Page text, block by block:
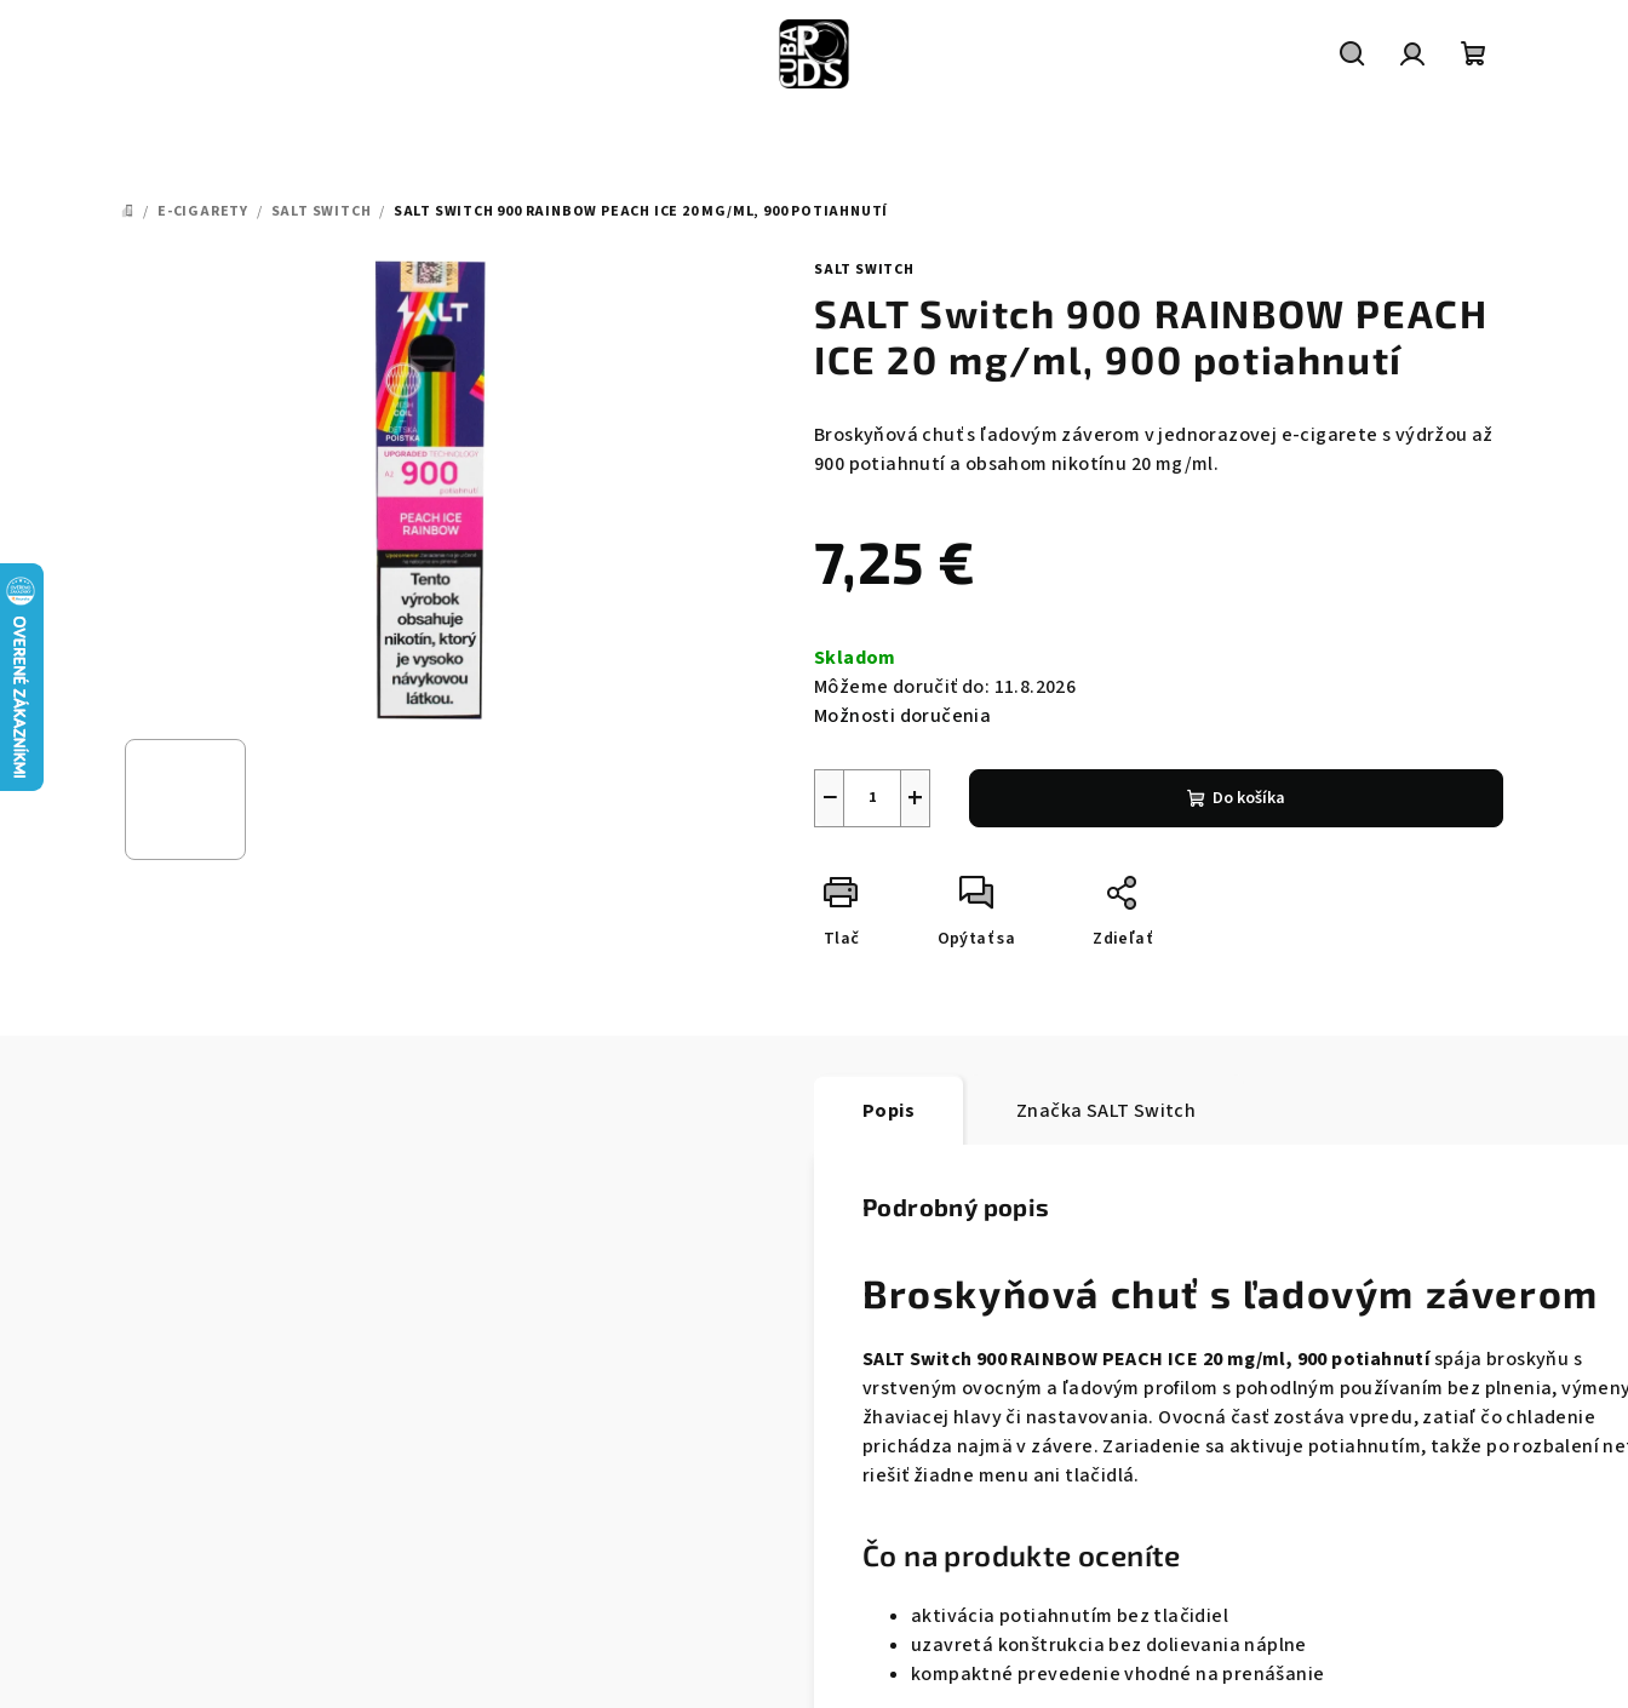
DOMOV
/ E-CIGARETY / SALT SWITCH / SALT SWITCH 900 RAINBOW PEACH ICE 20 MG/ML, 900 POTIAHNUTÍ
SALT SWITCH
SALT Switch 900 RAINBOW PEACH
ICE 20 mg/ml, 900 potiahnutí
Broskyňová chuť s ľadovým záverom v jednorazovej e-cigarete s výdržou až
900 potiahnutí a obsahom nikotínu 20 mg/ml.
7,25 €
cena:
Skladom
Môžeme doručiť do: 11.8.2026
Možnosti doručenia
+
− Do košíka
Tlač Opýtať sa Zdieľať
Popis Značka SALT Switch
Podrobný popis
Broskyňová chuť s ľadovým záverom
SALT Switch 900 RAINBOW PEACH ICE 20 mg/ml, 900 potiahnutíspája broskyňu s
vrstveným ovocným a ľadovým profilom s pohodlným používaním bez plnenia,
žhaviacej hlavy či nastavovania. Ovocná časť zostáva vpredu, zatiaľ čo chladenie
prichádza najmä v závere. Zariadenie sa aktivuje potiahnutím, takže po rozbalení
riešiť žiadne menu ani tlačidlá.
Čo na produkte oceníte
aktivácia potiahnutím bez tlačidiel
uzavretá konštrukcia bez dolievania náplne
kompaktné prevedenie vhodné na prenášanie